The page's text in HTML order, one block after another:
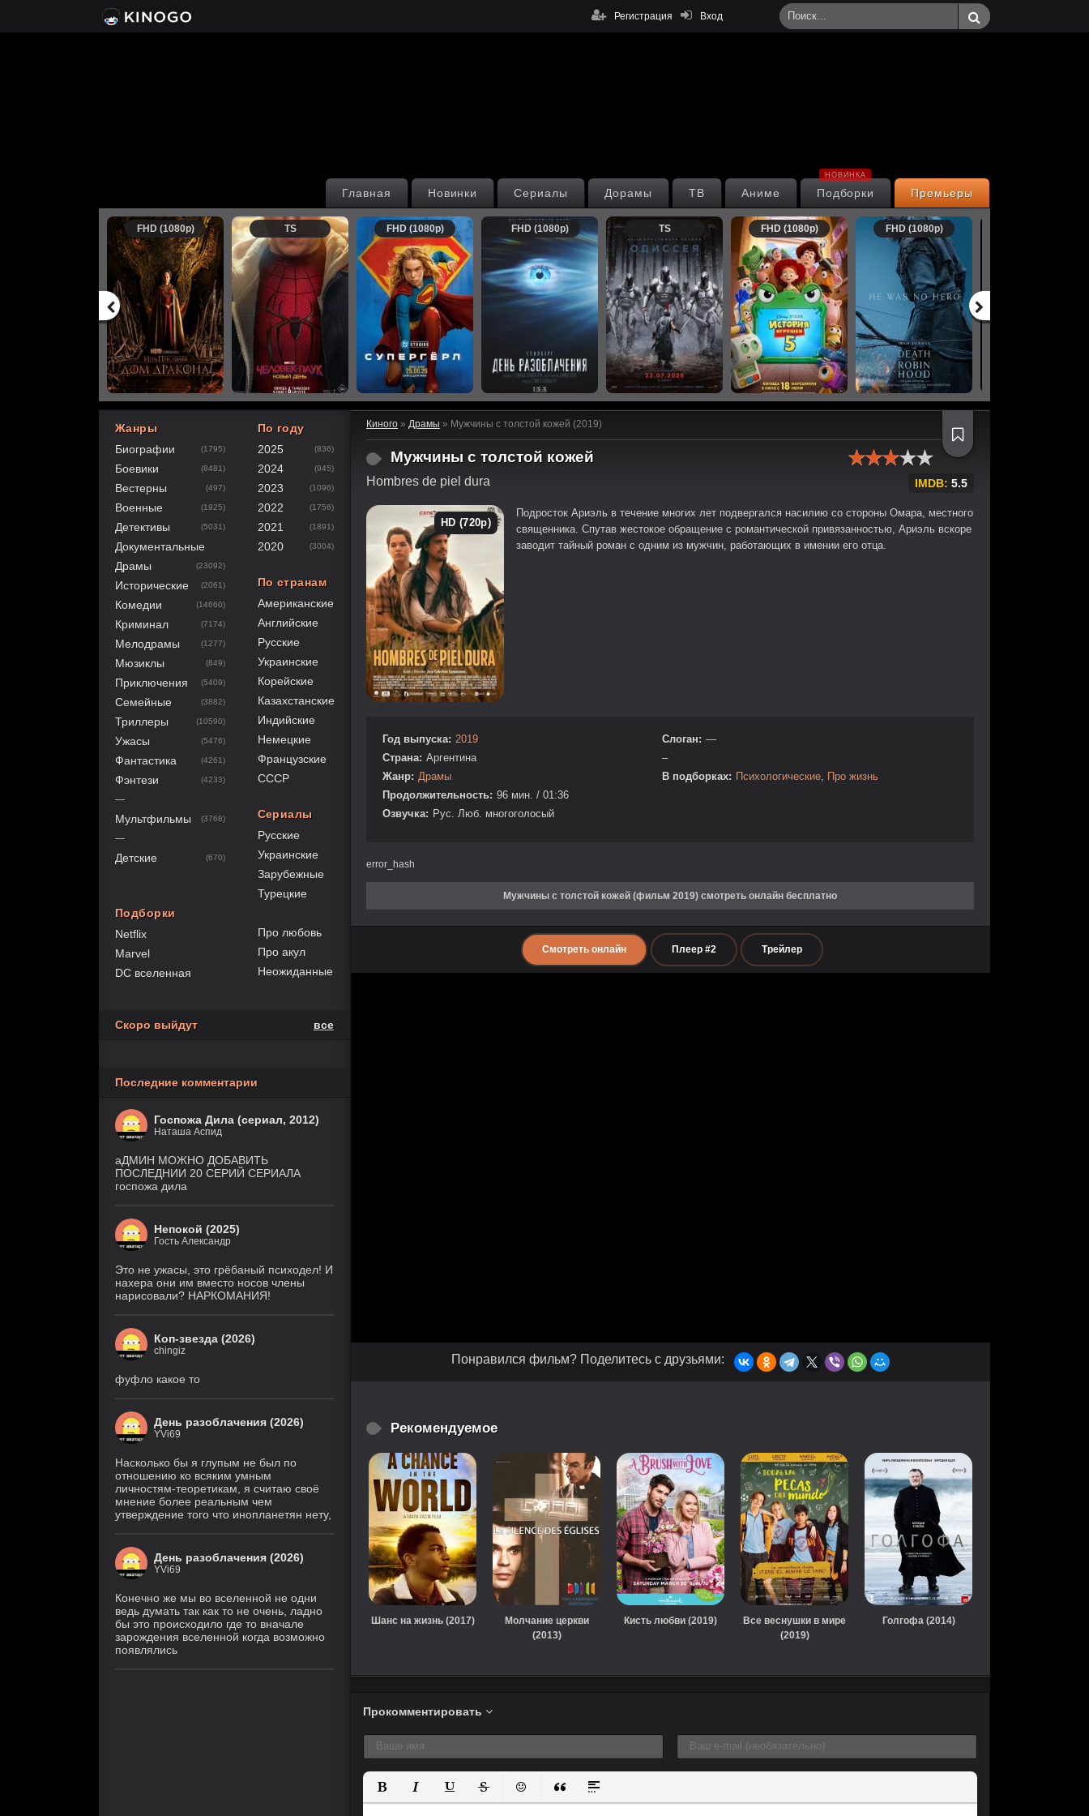
Вход
Регистрация
Премьеры
Подборки
НОВИНКА
Аниме
ТВ
Дорамы
Сериалы
Новинки
Главная
FHD (1080p) TS FHD (1080p) FHD (1080p) TS FHD (1080p) FHD (1080p)
Киного » Драмы » Мужчины с толстой кожей (2019)
Мужчины с толстой кожей
Hombres de piel dura
60
1 2 3 4
IMDB: 5.5
HD (720p)
Подросток Ариэль в течение многих лет подвергался насилию со стороны Омара, местного
священника. Спутав жестокое обращение с романтической привязанностью, Ариэль вскоре
заводит тайный роман с одним из мужчин, работающих в имении его отца.
Год выпуска: 2019
Страна: Аргентина
Жанр: Драмы
Продолжительность: 96 мин. / 01:36
Озвучка: Рус. Люб. многоголосый
Слоган: —
–
В подборках: Психологические Про жизнь
error_hash
Мужчины с толстой кожей (фильм 2019) смотреть онлайн бесплатно
Смотреть онлайн Плеер #2 Трейлер
Понравился фильм? Поделитесь с друзьями:
Рекомендуемое
Шанс на жизнь (2017)
Молчание церкви
(2013)
Кисть любви (2019)
Все веснушки в мире
(2019)
Голгофа (2014)
Прокомментировать
Полужирный
КурсивПодчеркнутый
ЗачеркнутыйВставить смайлик
Вставка цитаты
Вставка спойлера
Жанры
Биографии
(1795)
Боевики (8481)
Вестерны (497)
Военные (1925)
Детективы (5031)
Документальные
Драмы
(23092)
Исторические (2061)
Комедии (14660)
Криминал (7174)
Мелодрамы (1277)
Мюзиклы (849)
Приключения (5409)
Семейные (3882)
Триллеры (10590)
Ужасы (5476)
Фантастика (4261)
Фэнтези (4233)
—
Мультфильмы (3768)
—
Детские (670)
Подборки
Netflix
Marvel
DC вселенная
По году
2025
(836)
2024 (945)
2023 (1096)
2022 (1756)
2021 (1891)
2020 (3004)
По странам
Американские
Английские
Русские
Украинские
Корейские
Казахстанские
Индийские
Немецкие
Французские
СССР
Сериалы
Русские
Украинские
Зарубежные
Турецкие
Про любовь
Про акул
Неожиданные
Скоро выйдут все
Последние комментарии
Госпожа Дила (сериал, 2012)
Наташа Аспид
аДМИН МОЖНО ДОБАВИТЬ
ПОСЛЕДНИИ 20 СЕРИЙ СЕРИАЛА
госпожа дила
Непокой (2025)
Гость Александр
Это не ужасы, это грёбаный психодел! И
нахера они им вместо носов члены
нарисовали? НАРКОМАНИЯ!
Коп-звезда (2026)
chingiz
фуфло какое то
День разоблачения (2026)
YVi69
Насколько бы я глупым не был по
отношению ко всяким умным
личностям-теоретикам, я считаю своё
мнение более реальным чем
утверждение того что инопланетян нету,
День разоблачения (2026)
YVi69
Конечно же мы во вселенной не одни
ведь думать так как то не очень, ладно
бы это происходило где то вначале
зарождения вселенной когда возможно
появлялись